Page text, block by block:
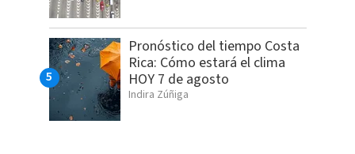
Pronóstico del tiempo Costa
Rica: Cómo estará el clima
HOY 7 de agosto
Indira Zúñiga